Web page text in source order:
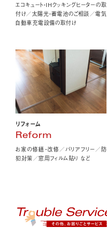
エコキュート・IHクッキングヒーターの取
付け／太陽光・蓄電池のご相談／電気
自動車充電設備の取付け
リフォーム
Reform
お家の修繕・改修／バリアフリー／防
犯対策／窓用フィルム貼り など